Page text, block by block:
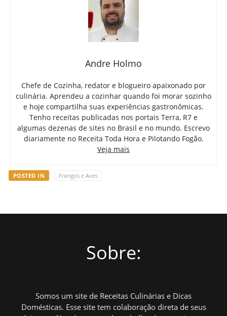
Andre Holmo
Chefe de Cozinha, redator e blogueiro apaixonado por
culinária. Aprendeu a cozinhar quando foi morar sozinho
e hoje compartilha suas experiências gastronômicas.
Tenho receitas publicadas nos portais Terra, R7 e
algumas dezenas de sites no Brasil e no mundo. Escrevo
diariamente no Receita Toda Hora e Pilotando Fogão.
Veja mais
POSTED IN Frangos e Aves
Sobre:
Somos um site de Receitas Culinárias e Dicas
Domésticas. Esse site tem colaboração direta de seus